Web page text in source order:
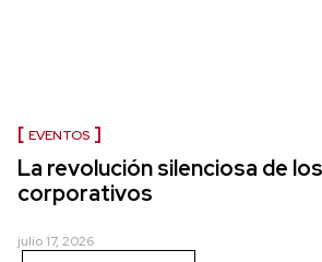
EVENTOS
La revolución silenciosa de
corporativos
julio 17, 2026